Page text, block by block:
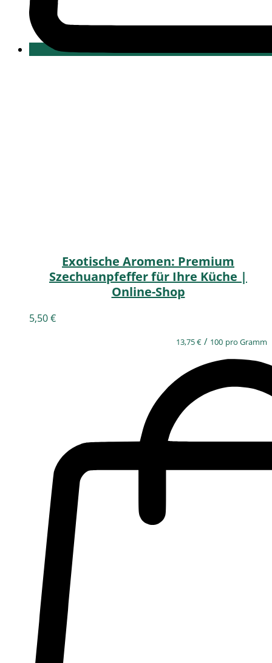
Exotische Aromen: Premium
Szechuanpfeffer für Ihre Küche |
Online-Shop
5,50€
13,75€ / 100 pro Gramm